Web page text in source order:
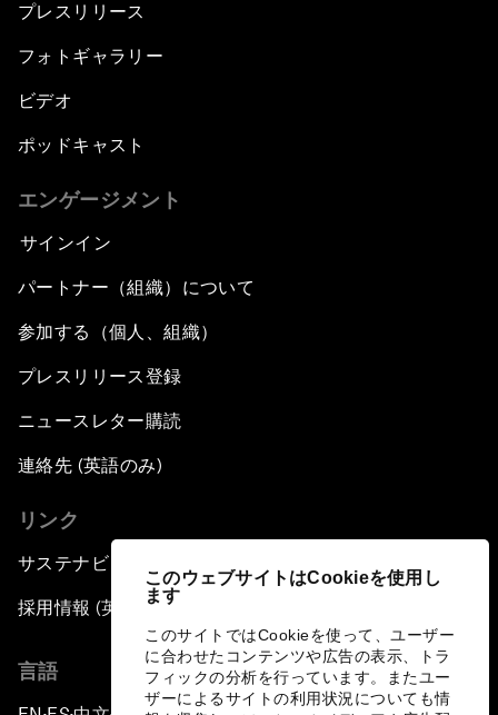
このウェブサイトはCookieを使用し
ます
このサイトではCookieを使って、ユーザー
に合わせたコンテンツや広告の表示、トラ
フィックの分析を行っています。またユー
ザーによるサイトの利用状況についても情
プレスリリース
フォトギャラリー
ビデオ
ポッドキャスト
エンゲージメント
サインイン
パートナー（組織）について
参加する（個人、組織）
プレスリリース登録
ニュースレター購読
連絡先 (英語のみ)
リンク
サステナビリティへの取り組み
採用情報 (英語のみ)
言語